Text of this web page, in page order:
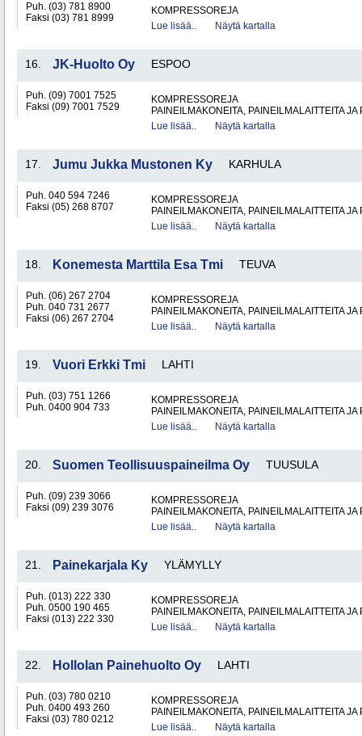
Puh. (03) 781 8900
Faksi (03) 781 8999
KOMPRESSOREJA
Lue lisää..
Näytä kartalla
16. JK-Huolto Oy ESPOO
Puh. (09) 7001 7525
Faksi (09) 7001 7529
KOMPRESSOREJA
PAINEILMAKONEITA, PAINEILMALAITTEITA
Lue lisää..
Näytä kartalla
17. Jumu Jukka Mustonen Ky KARHULA
Puh. 040 594 7246
Faksi (05) 268 8707
KOMPRESSOREJA
PAINEILMAKONEITA, PAINEILMALAITTEITA
Lue lisää..
Näytä kartalla
18. Konemesta Marttila Esa Tmi TEUVA
Puh. (06) 267 2704
Puh. 040 731 2677
Faksi (06) 267 2704
KOMPRESSOREJA
PAINEILMAKONEITA, PAINEILMALAITTEITA
Lue lisää..
Näytä kartalla
19. Vuori Erkki Tmi LAHTI
Puh. (03) 751 1266
Puh. 0400 904 733
KOMPRESSOREJA
PAINEILMAKONEITA, PAINEILMALAITTEITA
Lue lisää..
Näytä kartalla
20. Suomen Teollisuuspaineilma Oy TUUSULA
Puh. (09) 239 3066
Faksi (09) 239 3076
KOMPRESSOREJA
PAINEILMAKONEITA, PAINEILMALAITTEITA
Lue lisää..
Näytä kartalla
21. Painekarjala Ky YLÄMYLLY
Puh. (013) 222 330
Puh. 0500 190 465
Faksi (013) 222 330
KOMPRESSOREJA
PAINEILMAKONEITA, PAINEILMALAITTEITA
Lue lisää..
Näytä kartalla
22. Hollolan Painehuolto Oy LAHTI
Puh. (03) 780 0210
Puh. 0400 493 260
Faksi (03) 780 0212
KOMPRESSOREJA
PAINEILMAKONEITA, PAINEILMALAITTEITA
Lue lisää..
Näytä kartalla